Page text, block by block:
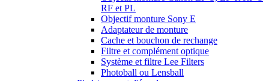
RF et PL
Objectif monture Sony E
Adaptateur de monture
Cache et bouchon de rechange
Filtre et complément optique
Système et filtre Lee Filters
Photoball ou Lensball